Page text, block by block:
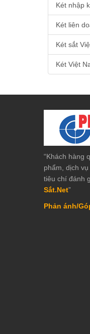
Két nhập
Két liên
Két sắt
Két Việt
“Khách hàng
phẩm, dịch
tiêu chí đánh
Sắt.Net”
Phản ánh/